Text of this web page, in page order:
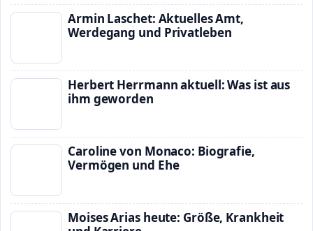
Armin Laschet: Aktuelles Amt,
Werdegang und Privatleben
Herbert Herrmann aktuell: Was ist aus
ihm geworden
Caroline von Monaco: Biografie,
Vermögen und Ehe
Moises Arias heute: Größe, Krankheit